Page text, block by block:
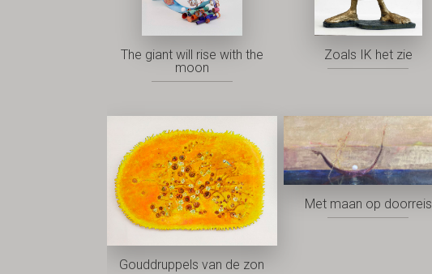
The giant will rise with the
moon
Zoals IK het zie
Gouddruppels van de zon
Met maan op doorreis